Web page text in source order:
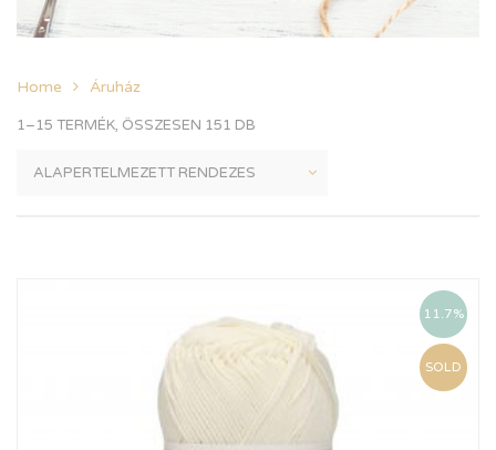
Home Áruház
1–15 TERMÉK, ÖSSZESEN 151 DB
11.7%
SOLD